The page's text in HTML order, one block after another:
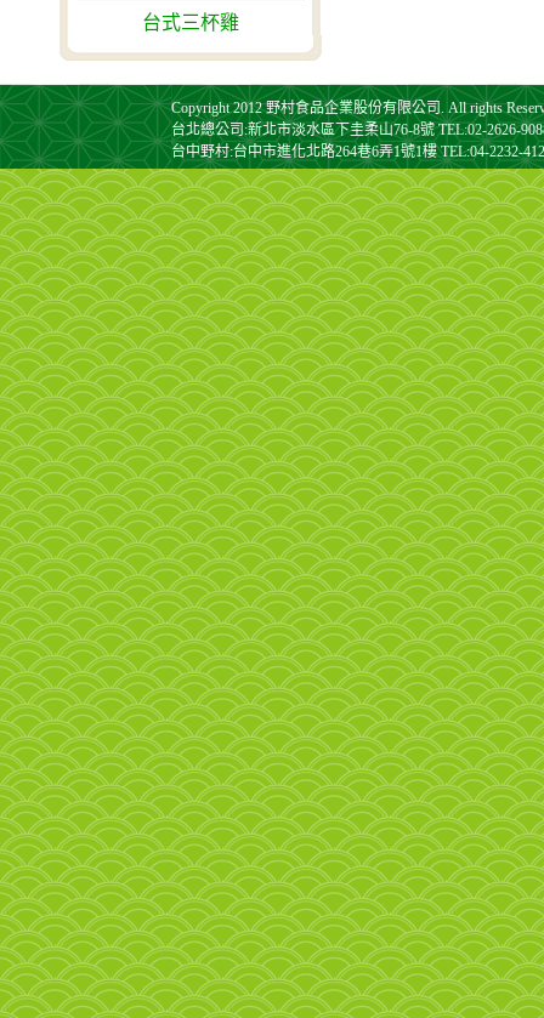
台式三杯雞
Copyright 2012 野村食品企業股份有限公司. All rights
台北總公司:新北市淡水區下圭柔山76-8號 TEL:02-2626-
台中野村:台中市進化北路264巷6弄1號1樓 TEL:04-2232-